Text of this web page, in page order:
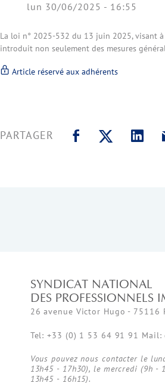
lun 30/06/2025 - 16:55
La loi n° 2025-532 du 13 juin 2025, visant
introduit non seulement des mesures
Article réservé aux adhérents
PARTAGER
SYNDICAT NATIONAL
DES PROFESSIONNELS
26 avenue Victor Hugo - 75116
Tel: +33 (0) 1 53 64 91 91
Vous pouvez nous contacter le
13h45 - 17h30), le mercredi (9h -
13h45 - 16h15).